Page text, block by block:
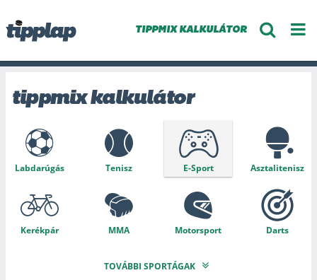
TIPPMIX KALKULÁTOR
tippmix kalkulátor
Labdarúgás Tenisz E-Sport Asztalitenisz
Kerékpár MMA Motorsport Darts
Tollaslabda
TOVÁBBI SPORTÁGAK